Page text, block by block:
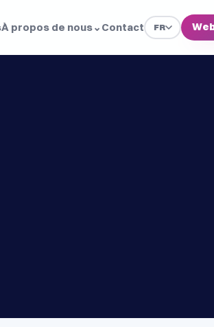
À propos de nous⌄ Contact FR